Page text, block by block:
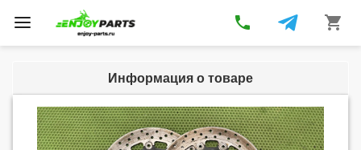
Toggle
navigation
phone shopping_cart
Информация о товаре